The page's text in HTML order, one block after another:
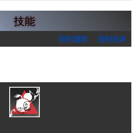
技能
回到顶部 回到目录